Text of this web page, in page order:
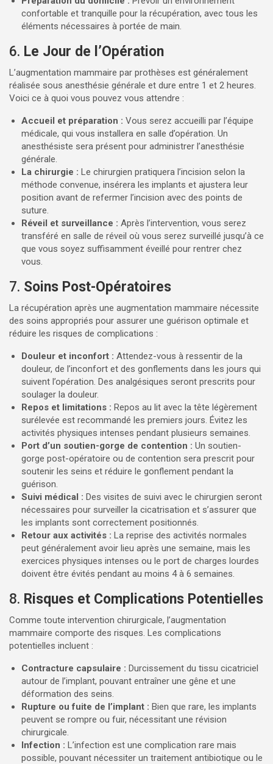
confortable et tranquille pour la récupération, avec tous les
éléments nécessaires à portée de main.
6. Le Jour de l’Opération
L’augmentation mammaire par prothèses est généralement
réalisée sous anesthésie générale et dure entre 1 et 2 heures.
Voici ce à quoi vous pouvez vous attendre :
Accueil et préparation : Vous serez accueilli par l’équipe
médicale, qui vous installera en salle d’opération. Un
anesthésiste sera présent pour administrer l’anesthésie
générale.
La chirurgie : Le chirurgien pratiquera l’incision selon la
méthode convenue, insérera les implants et ajustera leur
position avant de refermer l’incision avec des points de
suture.
Réveil et surveillance : Après l’intervention, vous serez
transféré en salle de réveil où vous serez surveillé jusqu’à ce
que vous soyez suffisamment éveillé pour rentrer chez
vous.
7. Soins Post-Opératoires
La récupération après une augmentation mammaire nécessite
des soins appropriés pour assurer une guérison optimale et
réduire les risques de complications :
Douleur et inconfort : Attendez-vous à ressentir de la
douleur, de l’inconfort et des gonflements dans les jours qui
suivent l’opération. Des analgésiques seront prescrits pour
soulager la douleur.
Repos et limitations : Repos au lit avec la tête légèrement
surélevée est recommandé les premiers jours. Évitez les
activités physiques intenses pendant plusieurs semaines.
Port d’un soutien-gorge de contention : Un soutien-
gorge post-opératoire ou de contention sera prescrit pour
soutenir les seins et réduire le gonflement pendant la
guérison.
Suivi médical : Des visites de suivi avec le chirurgien seront
nécessaires pour surveiller la cicatrisation et s’assurer que
les implants sont correctement positionnés.
Retour aux activités : La reprise des activités normales
peut généralement avoir lieu après une semaine, mais les
exercices physiques intenses ou le port de charges lourdes
doivent être évités pendant au moins 4 à 6 semaines.
8. Risques et Complications Potentielles
Comme toute intervention chirurgicale, l’augmentation
mammaire comporte des risques. Les complications
potentielles incluent :
Contracture capsulaire : Durcissement du tissu cicatriciel
autour de l’implant, pouvant entraîner une gêne et une
déformation des seins.
Rupture ou fuite de l’implant : Bien que rare, les implants
peuvent se rompre ou fuir, nécessitant une révision
chirurgicale.
Infection : L’infection est une complication rare mais
possible, pouvant nécessiter un traitement antibiotique ou le